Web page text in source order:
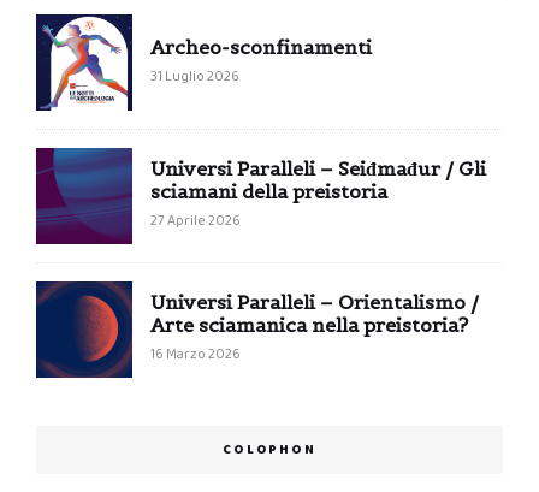
Archeo-sconfinamenti
31 Luglio 2026
Universi Paralleli – Seiđmađur / Gli
sciamani della preistoria
27 Aprile 2026
Universi Paralleli – Orientalismo /
Arte sciamanica nella preistoria?
16 Marzo 2026
COLOPHON